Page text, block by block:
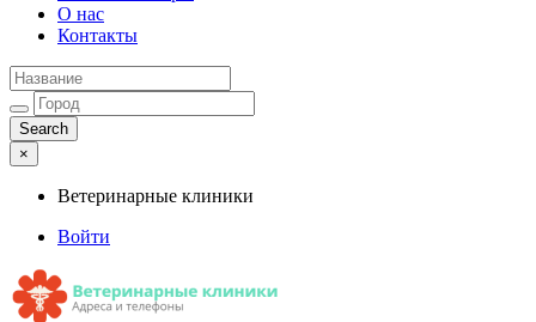
О нас
Контакты
×
Ветеринарные клиники
Войти